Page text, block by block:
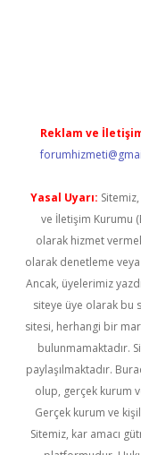
Reklam ve
Yasal Uyarı:
ve İletişim Kurumu
olarak hizmet
olarak denetleme
Ancak, üyelerimiz
siteye üye olarak bu
sitesi, herhangi bir
bulunmamaktadır.
paylaşılmaktadır.
olup, gerçek kurum
Gerçek kurum ve
Sitemiz, kar amacı